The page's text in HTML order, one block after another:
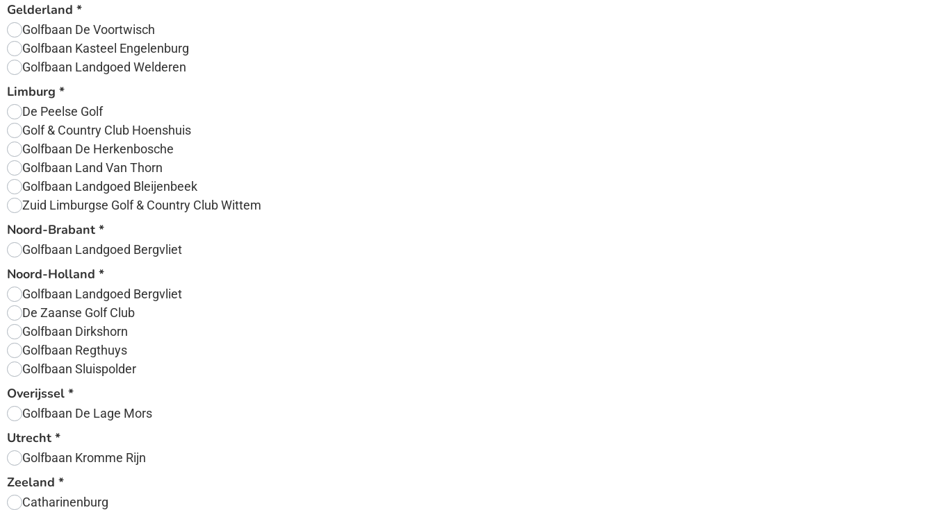
Gelderland *
Golfbaan De Voortwisch
Golfbaan Kasteel Engelenburg
Golfbaan Landgoed Welderen
Limburg *
De Peelse Golf
Golf & Country Club Hoenshuis
Golfbaan De Herkenbosche
Golfbaan Land Van Thorn
Golfbaan Landgoed Bleijenbeek
Zuid Limburgse Golf & Country Club Wittem
Noord-Brabant *
Golfbaan Landgoed Bergvliet
Noord-Holland *
Golfbaan Landgoed Bergvliet
De Zaanse Golf Club
Golfbaan Dirkshorn
Golfbaan Regthuys
Golfbaan Sluispolder
Overijssel *
Golfbaan De Lage Mors
Utrecht *
Golfbaan Kromme Rijn
Zeeland *
Catharinenburg